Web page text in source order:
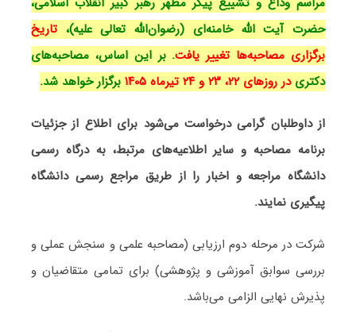
حضرت آیت الله خامنه‌ای (رضوان‌الله تعالی علیه)،تاریخ
برگزاری مصاحبه‌ها تغییر یافت.بر این اساس، مصاحبه‌های
دکتریدر روزهای ۲۲، ۲۳ و ۲۴ تیرماه ۱۴۰۵ برگزار خواهد شد.
از داوطلبان گرامی درخواست می‌شود برای اطلاع از جزئیات
برنامه مصاحبه و سایر اطلاعیه‌های مرتبط، به درگاه رسمی
دانشگاه مراجعه و اخبار را از طریق مراجع رسمی دانشگاه
پیگیری نمایند.
شرکت در مرحله دوم ارزیابی (مصاحبه علمی و سنجش عملی و
بررسی سوابق آموزشی و پژوهشی) برای تمامی متقاضیان و
پذیرش نهایی الزامی می‌باشد.